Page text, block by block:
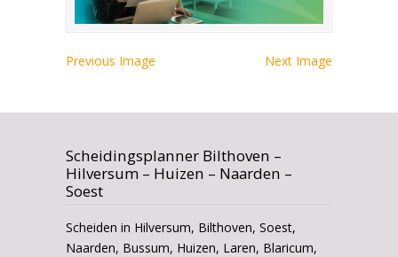
Previous Image Next Image
Scheidingsplanner Bilthoven –
Hilversum – Huizen – Naarden –
Soest
Scheiden in Hilversum, Bilthoven, Soest,
Naarden, Bussum, Huizen, Laren, Blaricum,